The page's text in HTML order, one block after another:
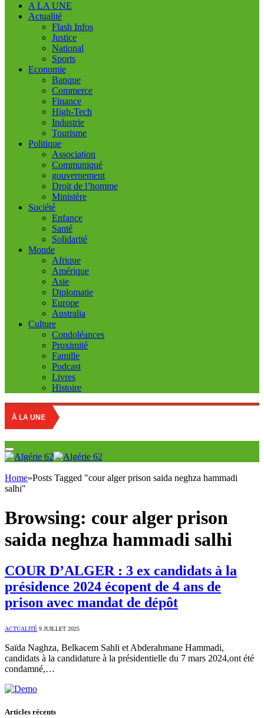
A LA UNE
Actualité
Flash Infos
Justice
National
Sports
Economie
Banque
Commerce
Finance
High-Tech
Industrie
Tourisme
Politique
Association
Communiqué
gouvernement
Droit de l’homme
Ministère
Société
Enfance
Santé
Solidarité
Monde
Afrique
Amérique
Asie
Diplomatie
Europe
Australia
Culture
Condoléances
Proximité
Famille
Podcast
Livres
Histoire
À LA UNE
Home»Posts Tagged "cour alger prison saida neghza hammadi
salhi"
Browsing: cour alger prison
saida neghza hammadi salhi
COUR D’ALGER : 3 ex candidats à la
présidence 2024 écopent de 4 ans de
prison avec mandat de dépôt
ACTUALITÉ 9 JUILLET 2025
Saïda Naghza, Belkacem Sahli et Abderahmane Hammadi,
candidats à la candidature à la présidentielle du 7 mars 2024,ont été
condamné,…
Articles récents